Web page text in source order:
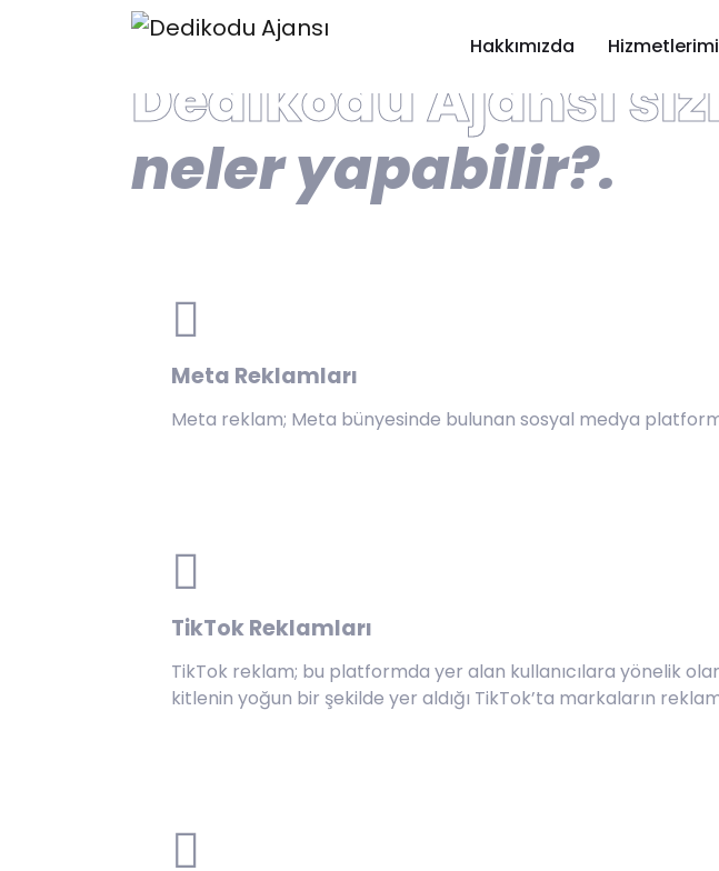
Hakkımızda
Projeniz
Dedikodu Ajansı
neler yapabilir?.
Meta Reklamları
Meta reklam; Meta bünyesinde bulunan sosyal medya
TikTok Reklamları
TikTok reklam; bu platformda yer alan kullanıcılara yönelik
kitlenin yoğun bir şekilde yer aldığı TikTok’ta markaların